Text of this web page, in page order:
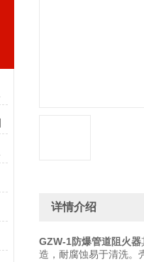
详情介绍
GZW-1防爆管道阻火器
造，耐腐蚀易于清洗。